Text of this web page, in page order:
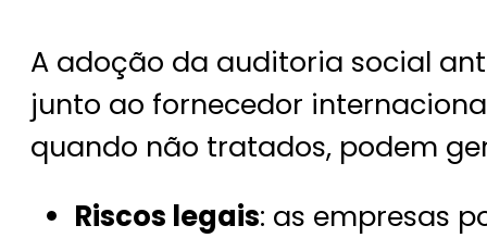
A adoção da auditoria social
junto ao fornecedor
quando não tratados, podem
Riscos legais: as empresas